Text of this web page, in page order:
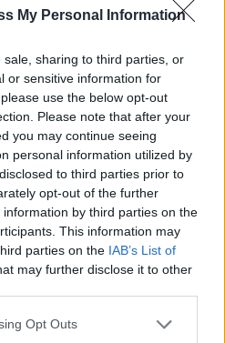
My Personal Information
sharing to third parties, or
or sensitive information for
use the below opt-out
Please note that after your
you may continue seeing
personal information utilized by
to third parties prior to
opt-out of the further
by third parties on the
This information may
parties on the IAB’s List of
may further disclose it to other
app uses one or more Google
Opt Outs
meccséből hármat
egyesével sem rest
ETO. Hat döntetlenjük a
az Újpesttel és a
két őszi 0-0-ját, épp e
a Győr. Egy-egy
azonban egy
annyira lehet szakmai
elmarasztalás.
rendben van: 22,25-nyi
Van ugyanakkor
adat is ezzel